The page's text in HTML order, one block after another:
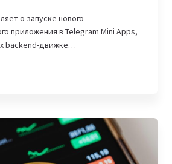
о запуске нового
приложения в Telegram Mini Apps,
backend-движке…